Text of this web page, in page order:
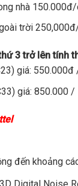
nhà 150.000đ/
trời
3 trở lên tính
giá:
giá: 850.000
đến khoảng